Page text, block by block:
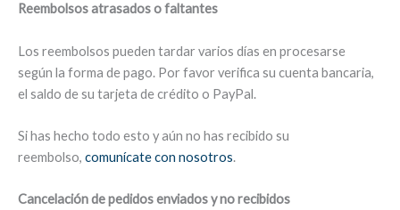
Reembolsos atrasados ​​o faltantes
Los reembolsos pueden tardar varios días en procesarse
según la forma de pago. Por favor verifica su cuenta bancaria,
el saldo de su tarjeta de crédito o PayPal.
Si has hecho todo esto y aún no has recibido su
reembolso, comunícate con nosotros.
Cancelación de pedidos enviados y no recibidos